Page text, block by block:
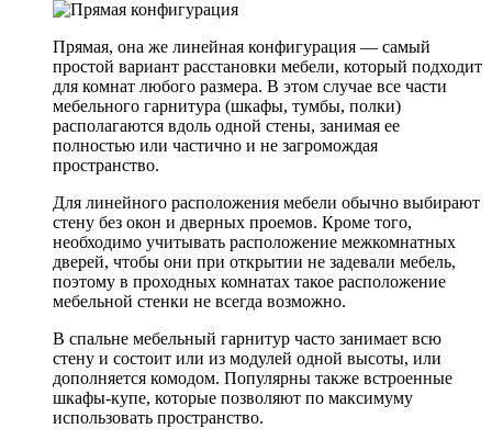
Прямая, она же линейная конфигурация — самый
простой вариант расстановки мебели, который подходит
для комнат любого размера. В этом случае все части
мебельного гарнитура (шкафы, тумбы, полки)
располагаются вдоль одной стены, занимая ее
полностью или частично и не загромождая
пространство.
Для линейного расположения мебели обычно выбирают
стену без окон и дверных проемов. Кроме того,
необходимо учитывать расположение межкомнатных
дверей, чтобы они при открытии не задевали мебель,
поэтому в проходных комнатах такое расположение
мебельной стенки не всегда возможно.
В спальне мебельный гарнитур часто занимает всю
стену и состоит или из модулей одной высоты, или
дополняется комодом. Популярны также встроенные
шкафы-купе, которые позволяют по максимуму
использовать пространство.